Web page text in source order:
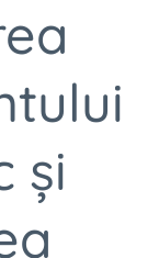
și